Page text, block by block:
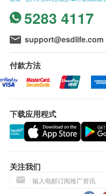
成份
老母鸡、猪肉、干姜
孕妇、痛风、高血压
师。
二岁以下幼儿因肾脏
不排除运送时间会因
风讯号悬挂或黑色暴
将会延迟。
所有订单须视乎相关
认。 倘若供应商O My
的货品，供应商O
单，并且会于送货前
保用条款 ：
货品质量保证，于顾
退换条款：
当顾客收取已订购之
5283 4117
support@esdlife.com
付款方法
下载应用程式
关注我们